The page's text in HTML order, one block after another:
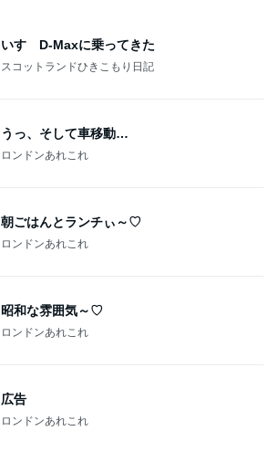
いすゞD-Maxに乗ってきた
スコットランドひきこもり日記
うっ、そして車移動…
ロンドンあれこれ
朝ごはんとランチぃ～♡
ロンドンあれこれ
昭和な雰囲気～♡
ロンドンあれこれ
広告
ロンドンあれこれ